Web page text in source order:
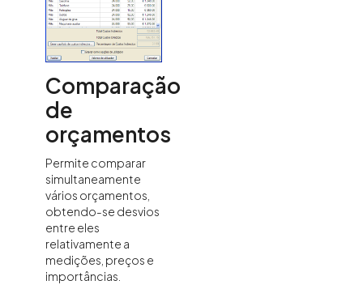
Comparação
de
orçamentos
Permite comparar
simultaneamente
vários orçamentos,
obtendo-se desvios
entre eles
relativamente a
medições, preços e
importâncias.